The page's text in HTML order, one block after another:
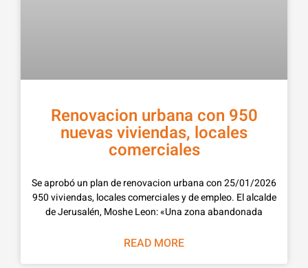
Renovacion urbana con 950
nuevas viviendas, locales
comerciales
25/01/2026 Se aprobó un plan de renovacion urbana con
950 viviendas, locales comerciales y de empleo. El alcalde
de Jerusalén, Moshe Leon: «Una zona abandonada
READ MORE